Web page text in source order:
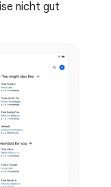
nicht gut